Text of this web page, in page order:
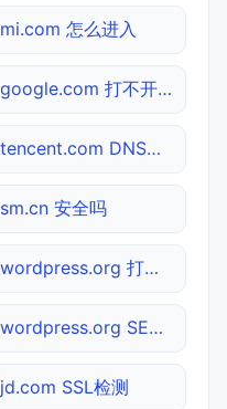
mi.com 怎么进入
google.com 打不开检测
tencent.com DNS解析
sm.cn 安全吗
wordpress.org 打不开检测
wordpress.org SEO体检
jd.com SSL检测